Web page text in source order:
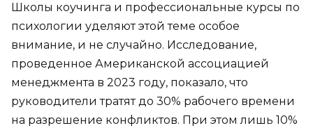
Школы коучинга и профессиональные курсы по
психологии уделяют этой теме особое
внимание, и не случайно. Исследование,
проведенное Американской ассоциацией
менеджмента в 2023 году, показало, что
руководители тратят до 30% рабочего времени
на разрешение конфликтов. При этом лишь 10%